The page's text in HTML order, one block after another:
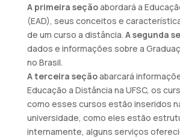
A primeira seçãoabordará a
(EAD), seus conceitos e
de um curso a distância. A segunda
dados e informações sobre a
no Brasil.
A terceira seçãoabarcará
Educação a Distância na UFSC, os
como esses cursos estão inseridos
universidade, como eles estão
internamente, alguns serviços